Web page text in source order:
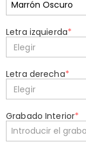
Letra izquierda*
Elegir
Letra derecha*
Elegir
Grabado Interior*